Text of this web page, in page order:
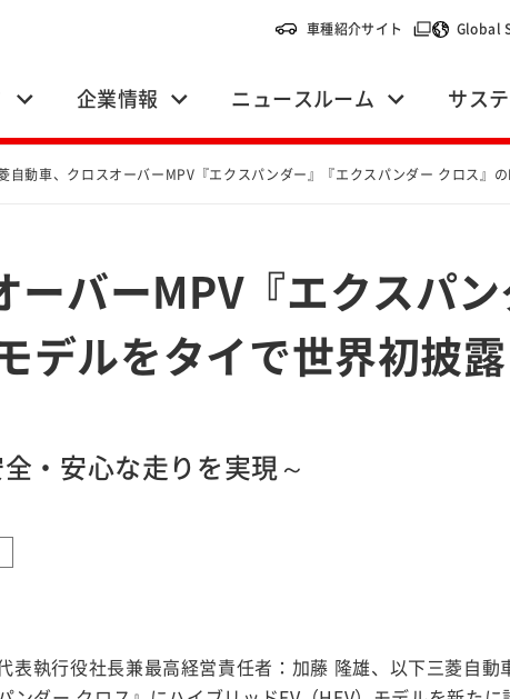
車種紹介サイト （別ウィンドウ
Global
企業情報 ニュースルーム サス
自動車、クロスオーバーMPV『エクスパンダー』『エクスパンダー クロス』
ーバーMPV『エクスパ
デルをタイで世界初披露
・安心な走りを実現～
表執行役社長兼最高経営責任者：加藤 隆雄、以下三菱自動